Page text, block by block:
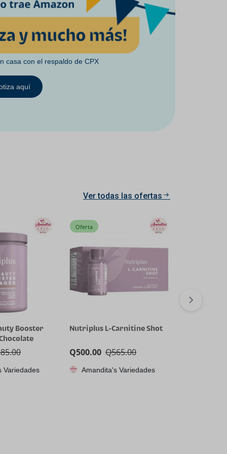
casa con el respaldo de CPX
aquí
Ver todas las ofertas
Booster
Variedades
Oferta
Nutriplus L-Carnitine Shot
Q565.00
Q500.00
Amandita's Variedades